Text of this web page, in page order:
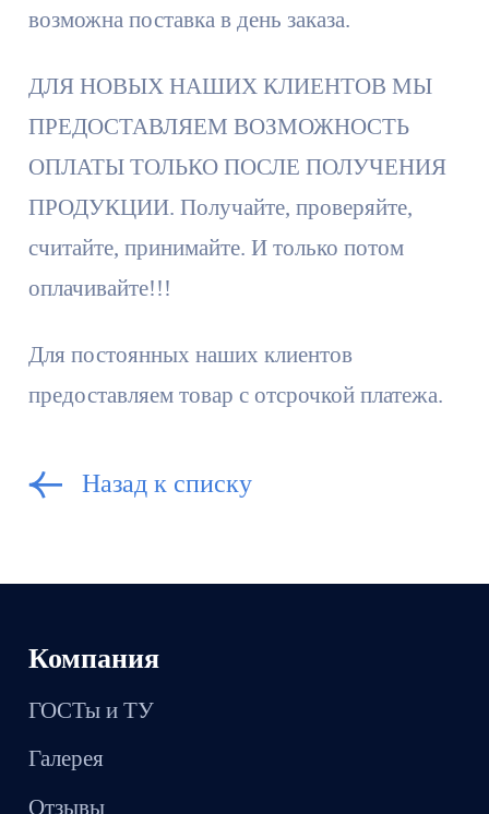
возможна поставка в день заказа.
ДЛЯ НОВЫХ НАШИХ КЛИЕНТОВ МЫ
ПРЕДОСТАВЛЯЕМ ВОЗМОЖНОСТЬ
ОПЛАТЫ ТОЛЬКО ПОСЛЕ ПОЛУЧЕНИЯ
ПРОДУКЦИИ. Получайте, проверяйте,
считайте, принимайте. И только потом
оплачивайте!!!
Для постоянных наших клиентов
предоставляем товар с отсрочкой платежа.
Назад к списку
Компания
ГОСТы и ТУ
Галерея
Отзывы